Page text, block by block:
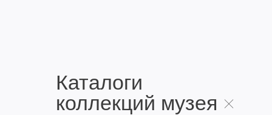
Каталоги
коллекций музея